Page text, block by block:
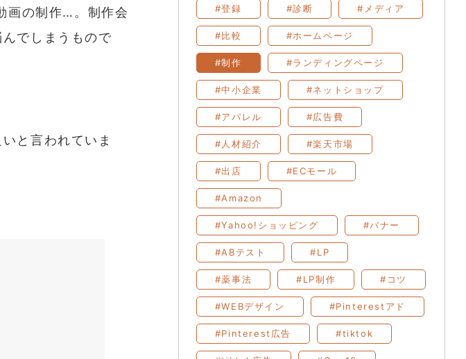
画の制作…。制作会
でしまうもので
と言われていま
#登録 #診断 #メディア
#比較 #ホームページ
#制作 #ランディングページ
#中小企業 #ネットショップ
#アパレル #広告費
#人材紹介 #楽天市場
#出店 #ECモール
#Amazon
#Yahoo!ショッピング #バナー
#ABテスト #LP
#薬事法 #LP制作 #コツ
#WEBデザイン #Pinterestアド
#Pinterest広告 #tiktok